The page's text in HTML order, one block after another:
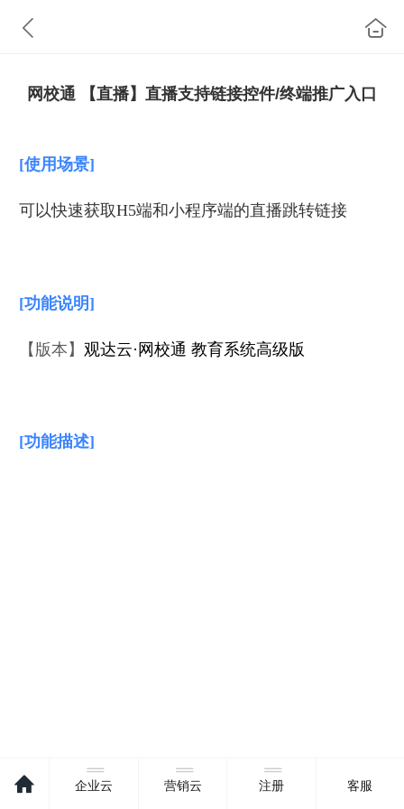
网校通 【直播】直播支持链接控件/终端推广入口
[使用场景]
可以快速获取H5端和小程序端的直播跳转链接
[功能说明]
【版本】 观达云·网校通 教育系统高级版
[功能描述]
企业云 营销云 注册 客服